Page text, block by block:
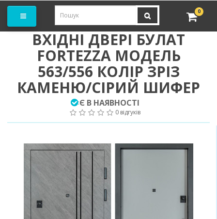
0
ВХІДНІ ДВЕРІ БУЛАТ
FORTEZZA МОДЕЛЬ
563/556 КОЛІР ЗРІЗ
КАМЕНЮ/СІРИЙ ШИФЕР
:Є В НАЯВНОСТІ
0 відгуків